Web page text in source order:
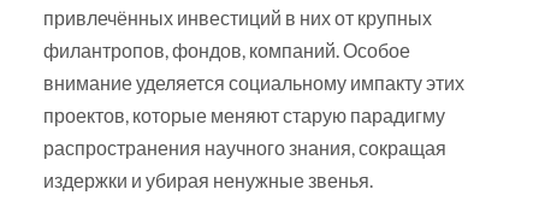
привлечённых инвестиций в них от крупных
филантропов, фондов, компаний. Особое
внимание уделяется социальному импакту этих
проектов, которые меняют старую парадигму
распространения научного знания, сокращая
издержки и убирая ненужные звенья.